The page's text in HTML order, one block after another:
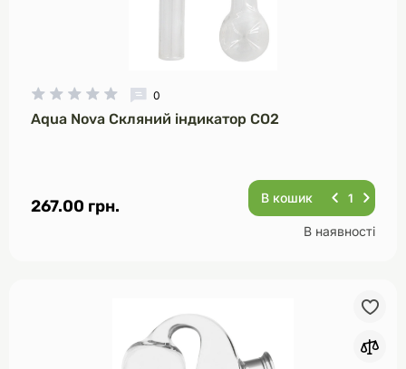
0
Aqua Nova Скляний індикатор CO2
267.00 грн. В кошик
В наявності